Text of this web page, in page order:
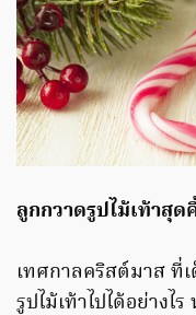
ลูกกวาดรูปไม้เท้าสุด
เทศกาลคริสต์มาส ที่
รูปไม้เท้าไปได้อย่าง